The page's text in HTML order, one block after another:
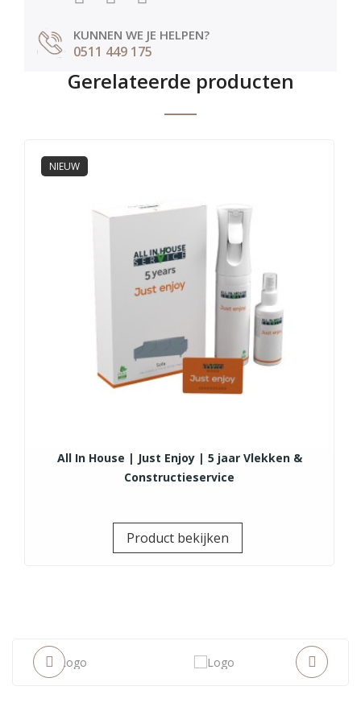
KUNNEN WE JE HELPEN?
0511 449 175
Gerelateerde producten
NIEUW
All In House | Just Enjoy | 5 jaar Vlekken &
Constructieservice
Product bekijken